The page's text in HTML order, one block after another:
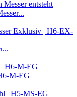
M-EG